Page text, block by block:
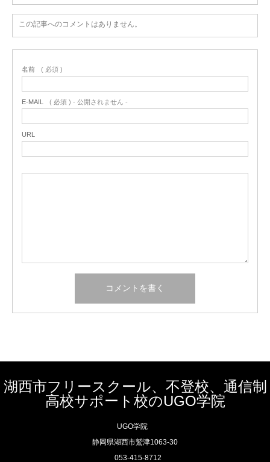
この記事へのコメントはありません。
名前 ( 必須 )
E-MAIL ( 必須 ) - 公開されません -
URL
湖西市フリースクール、不登校、通信制
高校サポート校のUGO学院
UGO学院
静岡県湖西市鷲津1063-30
053-415-8712